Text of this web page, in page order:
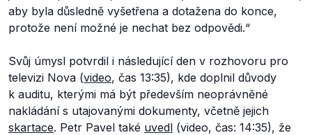
aby byla důsledně vyšetřena a dotažena do konce,
protože není možné je nechat bez odpovědi.“
Svůj úmysl potvrdil i následující den v rozhovoru pro
televizi Nova (video, čas 13:35), kde doplnil důvody
k auditu, kterými má být především neoprávněné
nakládání s utajovanými dokumenty, včetně jejich
skartace. Petr Pavel také uvedl (video, čas: 14:35), že